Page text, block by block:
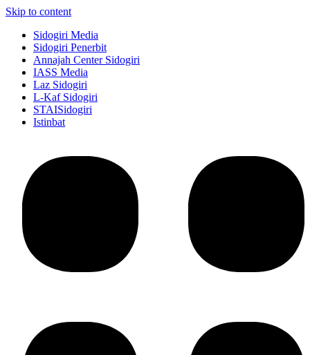
Skip to content
Sidogiri Media
Sidogiri Penerbit
Annajah Center Sidogiri
IASS Media
Laz Sidogiri
L-Kaf Sidogiri
STAISidogiri
Istinbat